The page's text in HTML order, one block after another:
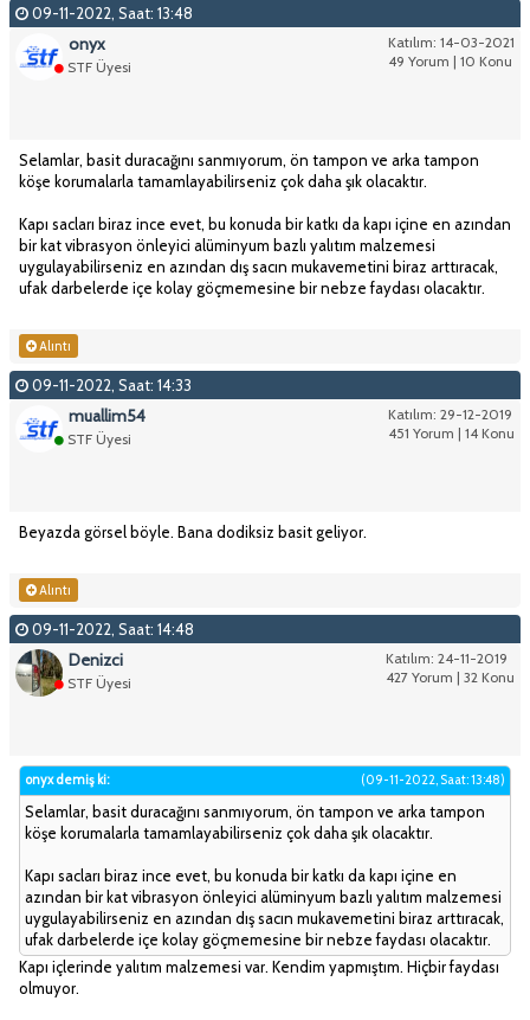
09-11-2022, Saat: 13:48
Katılım: 14-03-2021
49 Yorum | 10 Konu
onyx
STF Üyesi
Selamlar, basit duracağını sanmıyorum, ön tampon ve arka tampon
köşe korumalarla tamamlayabilirseniz çok daha şık olacaktır.
Kapı sacları biraz ince evet, bu konuda bir katkı da kapı içine en azından
bir kat vibrasyon önleyici alüminyum bazlı yalıtım malzemesi
uygulayabilirseniz en azından dış sacın mukavemetini biraz arttıracak,
ufak darbelerde içe kolay göçmemesine bir nebze faydası olacaktır.
Alıntı
09-11-2022, Saat: 14:33
Katılım: 29-12-2019
451 Yorum | 14 Konu
muallim54
STF Üyesi
Beyazda görsel böyle. Bana dodiksiz basit geliyor.
Alıntı
09-11-2022, Saat: 14:48
Katılım: 24-11-2019
427 Yorum | 32 Konu
Denizci
STF Üyesi
(09-11-2022, Saat: 13:48)
onyx demiş ki:
Selamlar, basit duracağını sanmıyorum, ön tampon ve arka tampon
köşe korumalarla tamamlayabilirseniz çok daha şık olacaktır.
Kapı sacları biraz ince evet, bu konuda bir katkı da kapı içine en
azından bir kat vibrasyon önleyici alüminyum bazlı yalıtım malzemesi
uygulayabilirseniz en azından dış sacın mukavemetini biraz arttıracak,
ufak darbelerde içe kolay göçmemesine bir nebze faydası olacaktır.
Kapı içlerinde yalıtım malzemesi var. Kendim yapmıştım. Hiçbir faydası
olmuyor.